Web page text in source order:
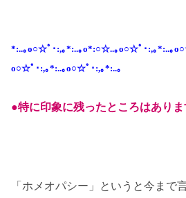
*:..｡o○☆ﾟ･:,｡*:..｡o*:○☆..｡o○☆ﾟ･:,｡*:..｡
o○☆ﾟ･:,｡*:..｡o○☆ﾟ･:,｡*:..｡
●特に印象に残ったところはありま
「ホメオパシー」というと今まで